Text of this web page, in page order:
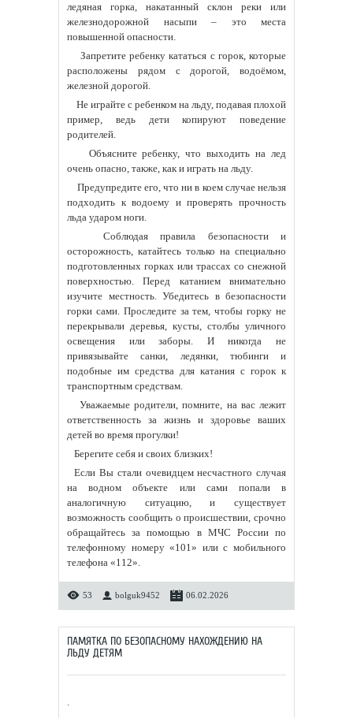
ледяная горка, накатанный склон реки или
железнодорожной насыпи – это места
повышенной опасности. ️
⁣️Запретите ребенку кататься с горок, которые
расположены рядом с дорогой, водоёмом,
железной дорогой.
️ Не играйте с ребенком на льду, подавая плохой
пример, ведь дети копируют поведение
родителей.
️ Объясните ребенку, что выходить на лед
очень опасно, также, как и играть на льду.
️ Предупредите его, что ни в коем случае нельзя
подходить к водоему и проверять прочность
льда ударом ноги.
Соблюдая правила безопасности и
осторожность, катайтесь только на специально
подготовленных горках или трассах со снежной
поверхностью. Перед катанием внимательно
изучите местность. Убедитесь в безопасности
горки сами. Проследите за тем, чтобы горку не
перекрывали деревья, кусты, столбы уличного
освещения или заборы. И никогда не
привязывайте санки, ледянки, тюбинги и
подобные им средства для катания с горок к
транспортным средствам.
Уважаемые родители, помните, на вас лежит
ответственность за жизнь и здоровье ваших
детей во время прогулки!
Берегите себя и своих близких!
⁣ ️Если Вы стали очевидцем несчастного случая
на водном объекте или сами попали в
аналогичную ситуацию, и существует
возможность сообщить о происшествии, срочно
обращайтесь за помощью в МЧС России по
телефонному номеру «101» или с мобильного
телефона «112».
53 bolguk9452 06.02.2026
ПАМЯТКА ПО БЕЗОПАСНОМУ НАХОЖДЕНИЮ НА
ЛЬДУ ДЕТЯМ
.